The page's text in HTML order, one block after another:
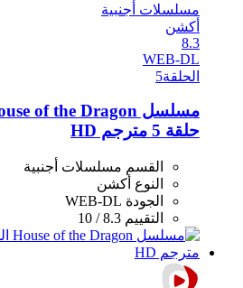
مسلسلات أجنبية
أكشن
8.3
WEB-DL
الحلقة5
حلقة 5 مترجم HD
القسم مسلسلات أجنبية
النوع أكشن
الجودة WEB-DL
التقييم 8.3 / 10